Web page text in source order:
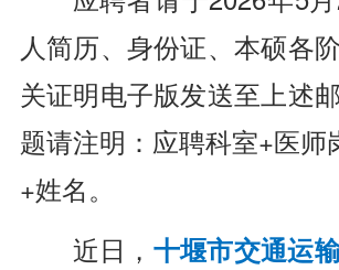
人简历、身份证、本硕各
关证明电子版发送至上述
题请注明：应聘科室+医师
+姓名。
近日， 十堰市交通运